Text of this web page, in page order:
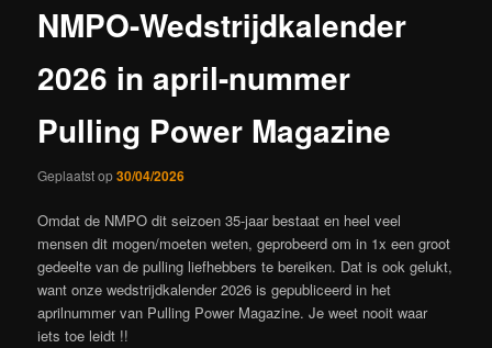
NMPO-Wedstrijdkalender
2026 in april-nummer
Pulling Power Magazine
Geplaatst op30/04/2026
Omdat de NMPO dit seizoen 35-jaar bestaat en heel veel
mensen dit mogen/moeten weten, geprobeerd om in 1x een groot
gedeelte van de pulling liefhebbers te bereiken. Dat is ook gelukt,
want onze wedstrijdkalender 2026 is gepubliceerd in het
aprilnummer van Pulling Power Magazine. Je weet nooit waar
iets toe leidt !!